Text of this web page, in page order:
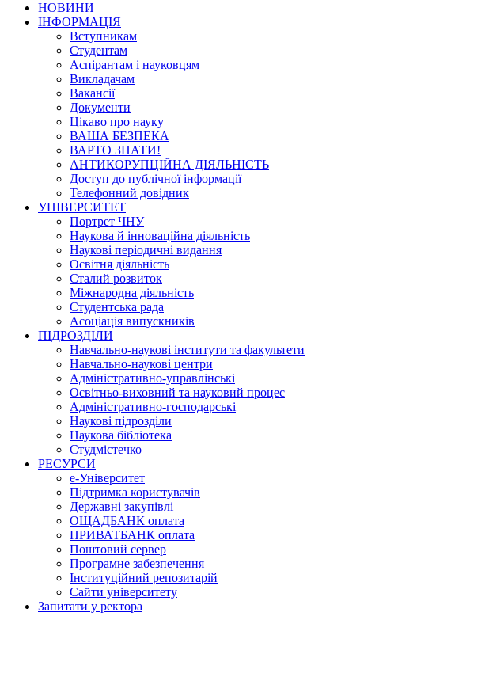
НОВИНИ
ІНФОРМАЦІЯ
Вступникам
Студентам
Аспірантам і науковцям
Викладачам
Вакансії
Документи
Цікаво про науку
ВАША БЕЗПЕКА
ВАРТО ЗНАТИ!
АНТИКОРУПЦІЙНА ДІЯЛЬНІСТЬ
Доступ до публічної інформації
Телефонний довідник
УНІВЕРСИТЕТ
Портрет ЧНУ
Наукова й інноваційна діяльність
Наукові періодичні видання
Освітня діяльність
Сталий розвиток
Міжнародна діяльність
Студентська рада
Асоціація випускників
ПІДРОЗДІЛИ
Навчально-наукові інститути та факультети
Навчально-наукові центри
Адміністративно-управлінські
Освітньо-виховний та науковий процес
Адміністративно-господарські
Наукові підрозділи
Наукова бібліотека
Студмістечко
РЕСУРСИ
е-Університет
Підтримка користувачів
Державні закупівлі
ОЩАДБАНК оплата
ПРИВАТБАНК оплата
Поштовий сервер
Програмне забезпечення
Інституційний репозитарій
Сайти університету
Запитати у ректора